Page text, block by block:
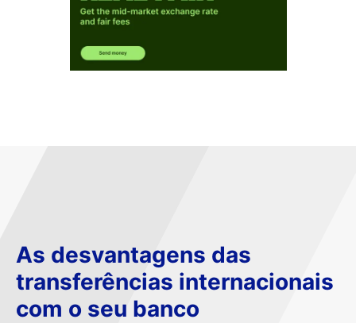
As desvantagens das
transferências internacionais
com o seu banco